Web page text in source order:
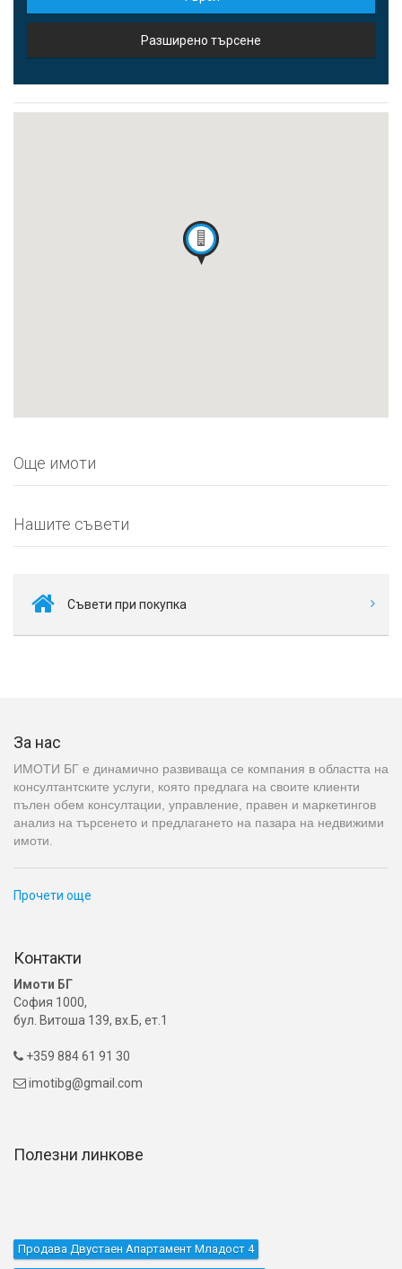
Разширено търсене
Още имоти
Нашите съвети
Съвети при покупка
За нас
ИМОТИ БГ е динамично развиваща се компания в областта на
консултантските услуги, която предлага на своите клиенти
пълен обем консултации, управление, правен и маркетингов
анализ на търсенето и предлагането на пазара на недвижими
имоти.
Прочети още
Контакти
Имоти БГ
София 1000,
бул. Витоша 139, вх.Б, ет.1
 +359 884 61 91 30
 imotibg@gmail.com
Полезни линкове
Продава Двустаен Апартамент Младост 4